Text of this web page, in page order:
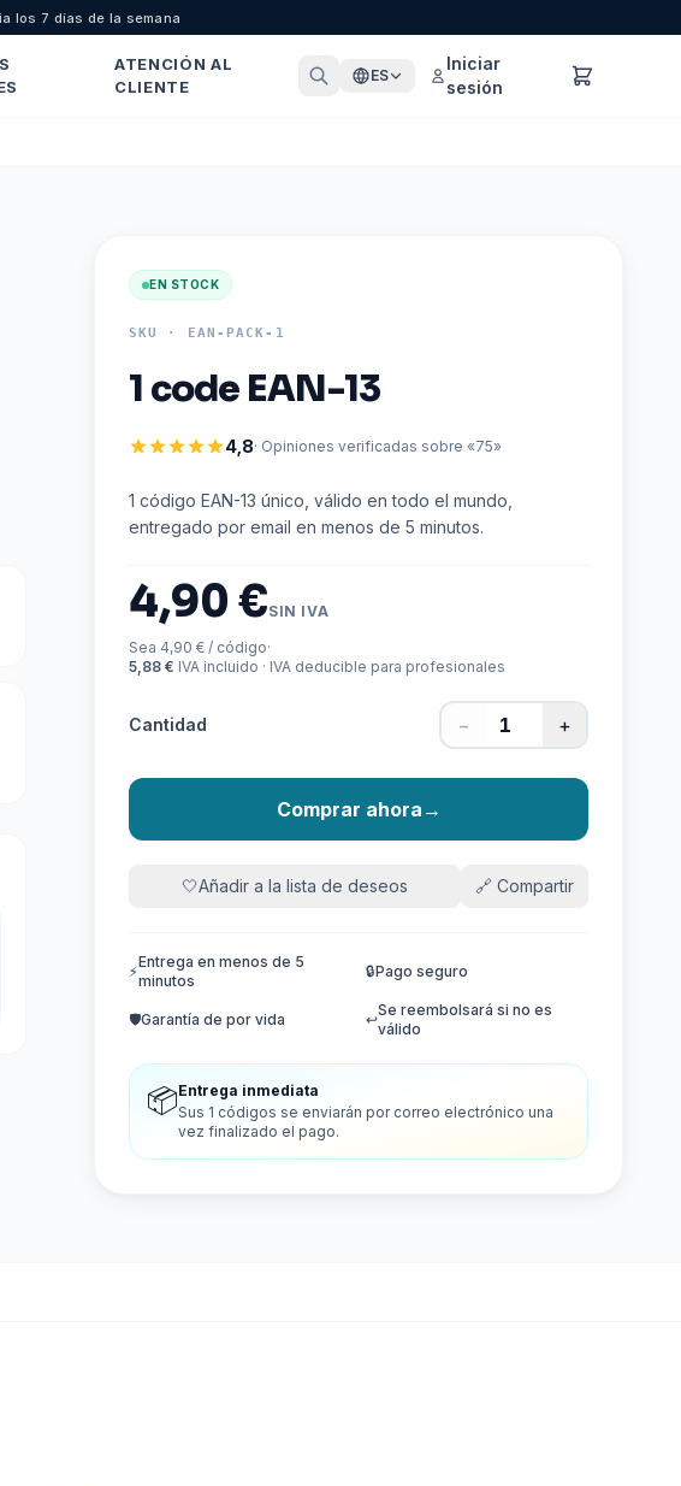
los 7 días de la semana
ATENCIÓN AL
CLIENTE
ES
Iniciar
sesión
EN STOCK
SKU · EAN-PACK-1
1 code EAN-13
4,8· Opiniones verificadas sobre «75»
1 código EAN-13 único, válido en todo el mundo,
entregado por email en menos de 5 minutos.
4,90 €SIN IVA
Sea 4,90 € / código·
5,88 € IVA incluido · IVA deducible para profesionales
Cantidad − +
Comprar ahora →
🤍Añadir a la lista de deseos 🔗 Compartir
⚡
Entrega en menos de 5
minutos
🔒Pago seguro
🛡️Garantía de por vida ↩️
Se reembolsará si no es
válido
📦Entrega inmediata
Sus 1 códigos se enviarán por correo electrónico una
vez finalizado el pago.